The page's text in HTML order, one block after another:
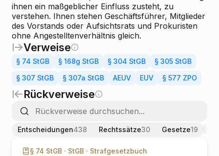
ihnen ein maßgeblicher Einfluss zusteht, zu
verstehen. Ihnen stehen Geschäftsführer, Mitglieder
des Vorstands oder Aufsichtsrats und Prokuristen
ohne Angestelltenverhältnis gleich.
Verweise
§ 74 StGB § 168g StGB § 304 StGB § 305 StGB
§ 307 StGB § 307a StGB AEUV EUV § 577 ZPO
Rückverweise
Entscheidungen438 Rechtssätze30 Gesetze19
§ 74 StGB · StGB · Strafgesetzbuch